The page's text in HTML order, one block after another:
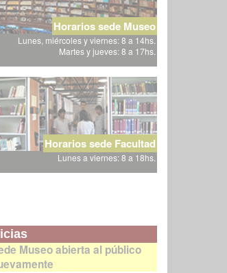
Horarios sede Museo
Lunes, miércoles y viernes: 8 a 14hs.
Martes y jueves: 8 a 17hs.
Horarios sede Facultad
Lunes a viernes: 8 a 18hs.
Museo abierta al público